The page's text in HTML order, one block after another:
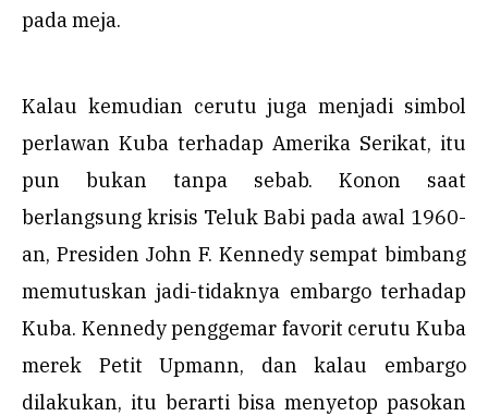
pada meja.
Kalau kemudian cerutu juga menjadi simbol
perlawan Kuba terhadap Amerika Serikat, itu
pun bukan tanpa sebab. Konon saat
berlangsung krisis Teluk Babi pada awal 1960-
an, Presiden John F. Kennedy sempat bimbang
memutuskan jadi-tidaknya embargo terhadap
Kuba. Kennedy penggemar favorit cerutu Kuba
merek Petit Upmann, dan kalau embargo
dilakukan, itu berarti bisa menyetop pasokan